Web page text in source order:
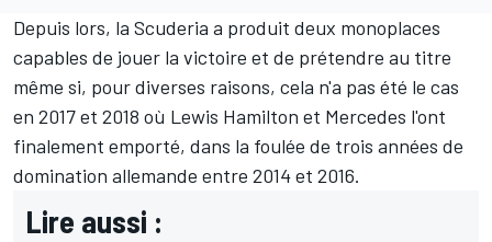
Depuis lors, la Scuderia a produit deux monoplaces
capables de jouer la victoire et de prétendre au titre
même si, pour diverses raisons, cela n'a pas été le cas
en 2017 et 2018 où Lewis Hamilton et Mercedes l'ont
finalement emporté, dans la foulée de trois années de
domination allemande entre 2014 et 2016.
Lire aussi :